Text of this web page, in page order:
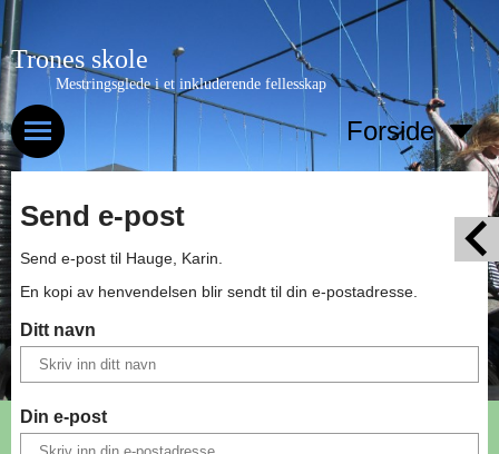
Trones skole
Mestringsglede i et inkluderende fellesskap
Forside
Send e-post
Send e-post til Hauge, Karin.
En kopi av henvendelsen blir sendt til din e-postadresse.
Ditt navn
Din e-post